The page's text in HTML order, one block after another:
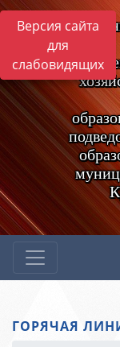
Версия сайта
для
слабовидящих
ГОРЯЧАЯ